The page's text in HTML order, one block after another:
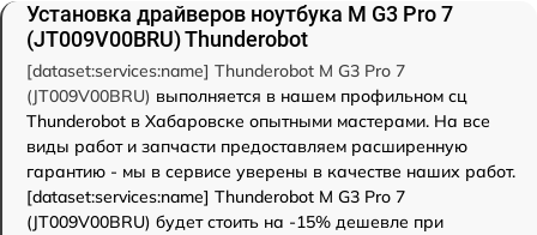
Установка драйверов ноутбука M G3 Pro 7
(JT009V00BRU) Thunderobot
[dataset:services:name] Thunderobot M G3 Pro 7
(JT009V00BRU) выполняется в нашем профильном сц
Thunderobot в Хабаровске опытными мастерами. На все
виды работ и запчасти предоставляем расширенную
гарантию - мы в сервисе уверены в качестве наших работ.
[dataset:services:name] Thunderobot M G3 Pro 7
(JT009V00BRU) будет стоить на -15% дешевле при